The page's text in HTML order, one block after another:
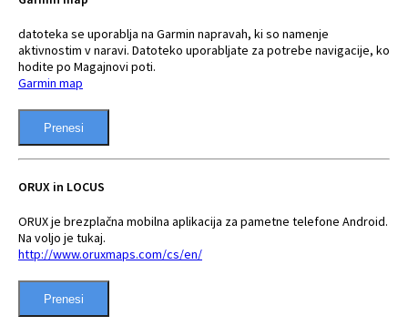
datoteka se uporablja na Garmin napravah, ki so namenje
aktivnostim v naravi. Datoteko uporabljate za potrebe navigacije, ko
hodite po Magajnovi poti.
Garmin map
Prenesi
ORUX in LOCUS
ORUX je brezplačna mobilna aplikacija za pametne telefone Android.
Na voljo je tukaj.
http://www.oruxmaps.com/cs/en/
Prenesi